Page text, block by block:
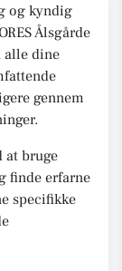
og kyndig
Ålsgårde
alle dine
gennem
at bruge
finde erfarne
specifikke